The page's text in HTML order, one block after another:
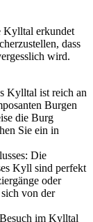
Kylltal erkundet
dass
wird.
Kylltal ist reich an
Burgen
die Burg
Sie ein in
Die
Kyll sind perfekt
oder
von der
im Kylltal